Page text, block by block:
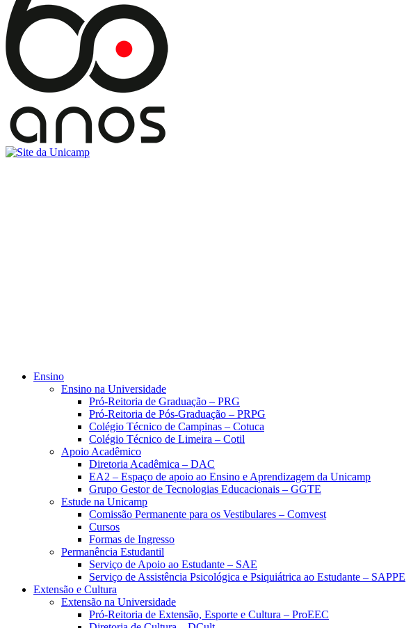
Ensino
Ensino na Universidade
Pró-Reitoria de Graduação – PRG
Pró-Reitoria de Pós-Graduação – PRPG
Colégio Técnico de Campinas – Cotuca
Colégio Técnico de Limeira – Cotil
Apoio Acadêmico
Diretoria Acadêmica – DAC
EA2 – Espaço de apoio ao Ensino e Aprendizagem da Unicamp
Grupo Gestor de Tecnologias Educacionais – GGTE
Estude na Unicamp
Comissão Permanente para os Vestibulares – Comvest
Cursos
Formas de Ingresso
Permanência Estudantil
Serviço de Apoio ao Estudante – SAE
Serviço de Assistência Psicológica e Psiquiátrica ao Estudante – SAPPE
Extensão e Cultura
Extensão na Universidade
Pró-Reitoria de Extensão, Esporte e Cultura – ProEEC